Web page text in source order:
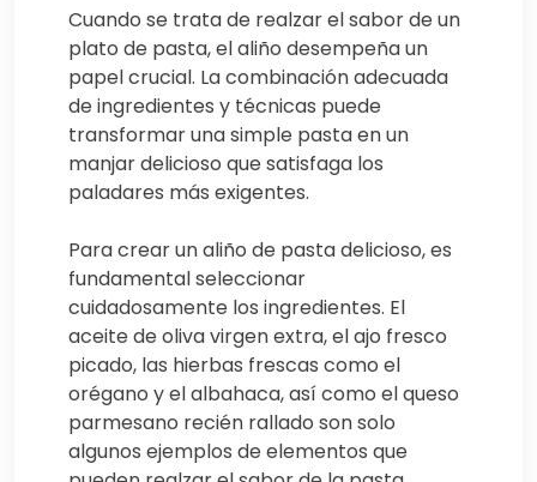
Cuando se trata de realzar el sabor de un
plato de pasta, el aliño desempeña un
papel crucial. La combinación adecuada
de ingredientes y técnicas puede
transformar una simple pasta en un
manjar delicioso que satisfaga los
paladares más exigentes.
Para crear un aliño de pasta delicioso, es
fundamental seleccionar
cuidadosamente los ingredientes. El
aceite de oliva virgen extra, el ajo fresco
picado, las hierbas frescas como el
orégano y el albahaca, así como el queso
parmesano recién rallado son solo
algunos ejemplos de elementos que